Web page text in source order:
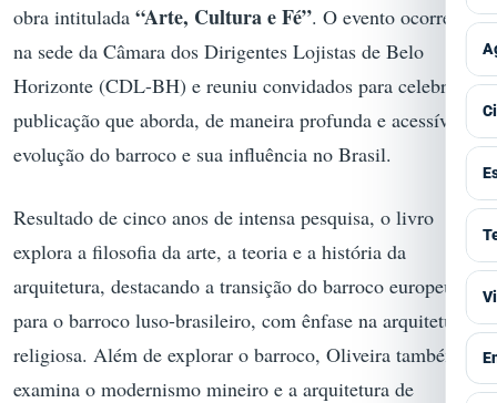
obra intitulada “Arte, Cultura e Fé”. O evento ocorreu
na sede da Câmara dos Dirigentes Lojistas de Belo
Horizonte (CDL-BH) e reuniu convidados para celebrar a
publicação que aborda, de maneira profunda e acessível, a
evolução do barroco e sua influência no Brasil.
Resultado de cinco anos de intensa pesquisa, o livro
explora a filosofia da arte, a teoria e a história da
arquitetura, destacando a transição do barroco europeu
para o barroco luso-brasileiro, com ênfase na arquitetura
religiosa. Além de explorar o barroco, Oliveira também
examina o modernismo mineiro e a arquitetura de